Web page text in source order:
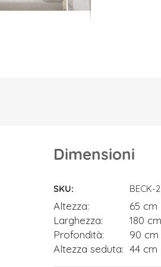
Dimensioni
Dimensioni
SKU BECK-
Altezza
65 cm
Larghezza
180 cm
Profondità
90 cm
Altezza seduta
44 cm